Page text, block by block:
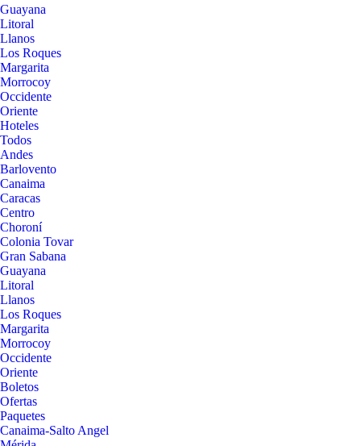
Guayana
Litoral
Llanos
Los Roques
Margarita
Morrocoy
Occidente
Oriente
Hoteles
Todos
Andes
Barlovento
Canaima
Caracas
Centro
Choroní
Colonia Tovar
Gran Sabana
Guayana
Litoral
Llanos
Los Roques
Margarita
Morrocoy
Occidente
Oriente
Boletos
Ofertas
Paquetes
Canaima-Salto Angel